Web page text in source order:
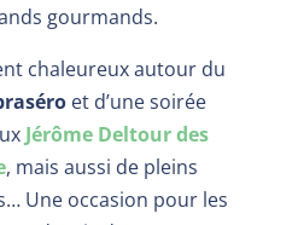
gourmands.
chaleureux autour du
et d’une soirée
Jérôme Deltour des
, mais aussi de pleins
Une occasion pour les